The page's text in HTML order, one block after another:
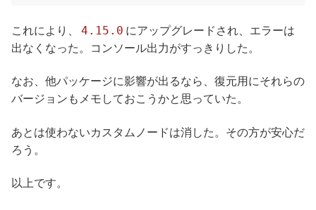
これにより、 4.15.0 にアップグレードされ、エラーは
出なくなった。コンソール出力がすっきりした。
なお、他パッケージに影響が出るなら、復元用にそれらの
バージョンもメモしておこうかと思っていた。
あとは使わないカスタムノードは消した。その方が安心だ
ろう。
以上です。